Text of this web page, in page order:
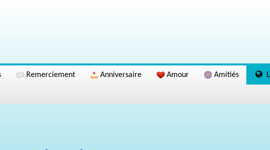
Remerciement Anniversaire Amour Amitiés